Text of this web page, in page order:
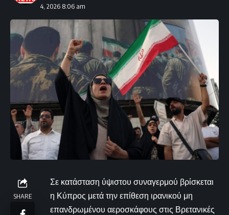
4, 2026 8:06 am
SHARE
Σε κατάσταση ύψιστου συναγερμού βρίσκεται
η Κύπρος μετά την επίθεση ιρανικού μη
επανδρωμένου αεροσκάφους στις Βρετανικές